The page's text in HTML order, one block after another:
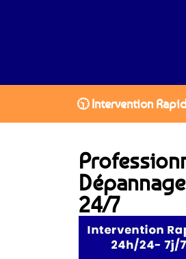
🕥 Intervention
24/7